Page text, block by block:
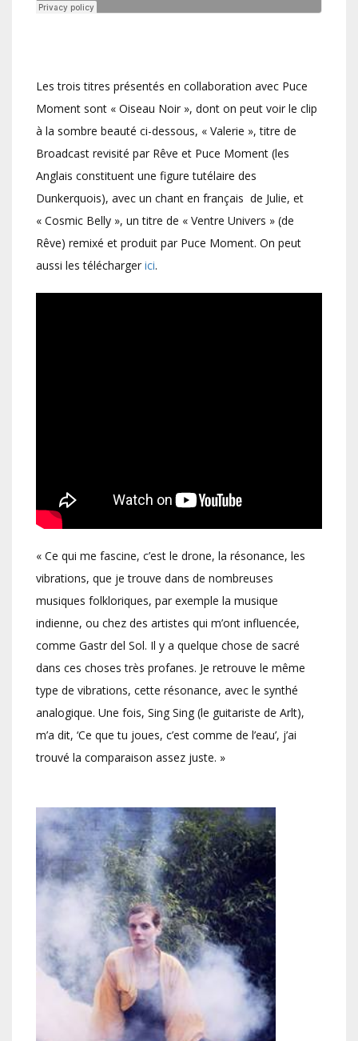
Les trois titres présentés en collaboration avec Puce
Moment sont « Oiseau Noir », dont on peut voir le clip
à la sombre beauté ci-dessous, « Valerie », titre de
Broadcast revisité par Rêve et Puce Moment (les
Anglais constituent une figure tutélaire des
Dunkerquois), avec un chant en français de Julie, et
« Cosmic Belly », un titre de « Ventre Univers » (de
Rêve) remixé et produit par Puce Moment. On peut
aussi les télécharger ici.
« Ce qui me fascine, c’est le drone, la résonance, les
vibrations, que je trouve dans de nombreuses
musiques folkloriques, par exemple la musique
indienne, ou chez des artistes qui m’ont influencée,
comme Gastr del Sol. Il y a quelque chose de sacré
dans ces choses très profanes. Je retrouve le même
type de vibrations, cette résonance, avec le synthé
analogique. Une fois, Sing Sing (le guitariste de Arlt),
m’a dit, ‘Ce que tu joues, c’est comme de l’eau’, j’ai
trouvé la comparaison assez juste. »